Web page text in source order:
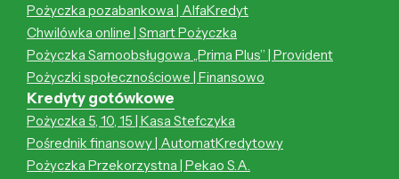
Pożyczka pozabankowa | AlfaKredyt
Chwilówka online | Smart Pożyczka
Pożyczka Samoobsługowa „Prima Plus” | Provident
Pożyczki społecznościowe | Finansowo
Kredyty gotówkowe
Pożyczka 5, 10, 15 | Kasa Stefczyka
Pośrednik finansowy | AutomatKredytowy
Pożyczka Przekorzystna | Pekao S.A.